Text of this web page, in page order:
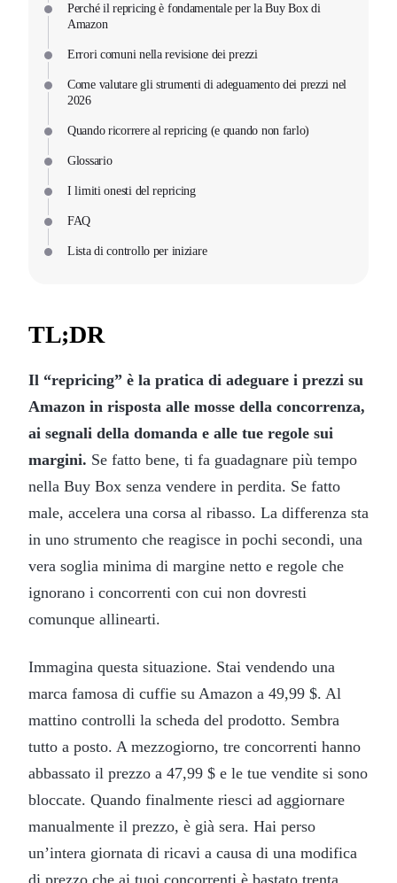
Perché il repricing è fondamentale per la Buy Box di
Amazon
Errori comuni nella revisione dei prezzi
Come valutare gli strumenti di adeguamento dei prezzi nel
2026
Quando ricorrere al repricing (e quando non farlo)
Glossario
I limiti onesti del repricing
FAQ
Lista di controllo per iniziare
TL;DR
Il “repricing” è la pratica di adeguare i prezzi su
Amazon in risposta alle mosse della concorrenza,
ai segnali della domanda e alle tue regole sui
margini. Se fatto bene, ti fa guadagnare più tempo
nella Buy Box senza vendere in perdita. Se fatto
male, accelera una corsa al ribasso. La differenza sta
in uno strumento che reagisce in pochi secondi, una
vera soglia minima di margine netto e regole che
ignorano i concorrenti con cui non dovresti
comunque allinearti.
Immagina questa situazione. Stai vendendo una
marca famosa di cuffie su Amazon a 49,99 $. Al
mattino controlli la scheda del prodotto. Sembra
tutto a posto. A mezzogiorno, tre concorrenti hanno
abbassato il prezzo a 47,99 $ e le tue vendite si sono
bloccate. Quando finalmente riesci ad aggiornare
manualmente il prezzo, è già sera. Hai perso
un’intera giornata di ricavi a causa di una modifica
di prezzo che ai tuoi concorrenti è bastato trenta